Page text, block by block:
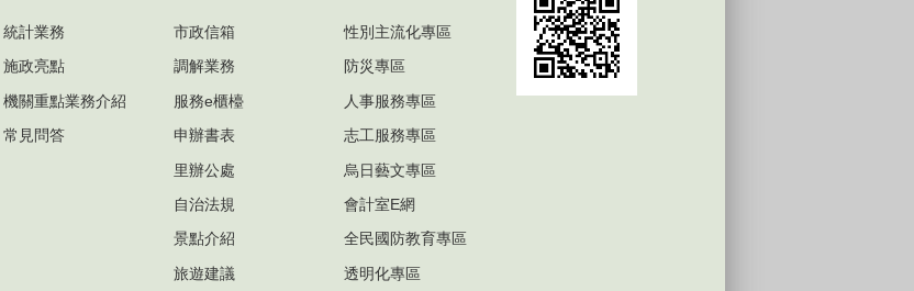
統計業務
施政亮點
機關重點業務介紹
常見問答
市政信箱
調解業務
服務e櫃檯
申辦書表
里辦公處
自治法規
景點介紹
旅遊建議
性別主流化專區
防災專區
人事服務專區
志工服務專區
烏日藝文專區
會計室E網
全民國防教育專區
透明化專區